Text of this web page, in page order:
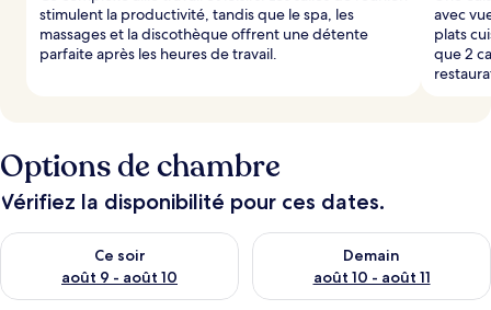
stimulent la productivité, tandis que le spa, les
massages et la discothèque offrent une détente
parfaite après les heures de travail.
avec
plats
que 2
Options de chambre
Vérifiez la disponibilité pour ces dates.
Ce soir
août 9 - août 10
Vérifier la disponibilité pour ce soir août 9 - août 10
Demain
août 10 - août 11
Vérifier la disponibilité pour